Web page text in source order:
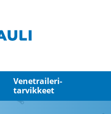
Venetraileri­
tarvikkeet